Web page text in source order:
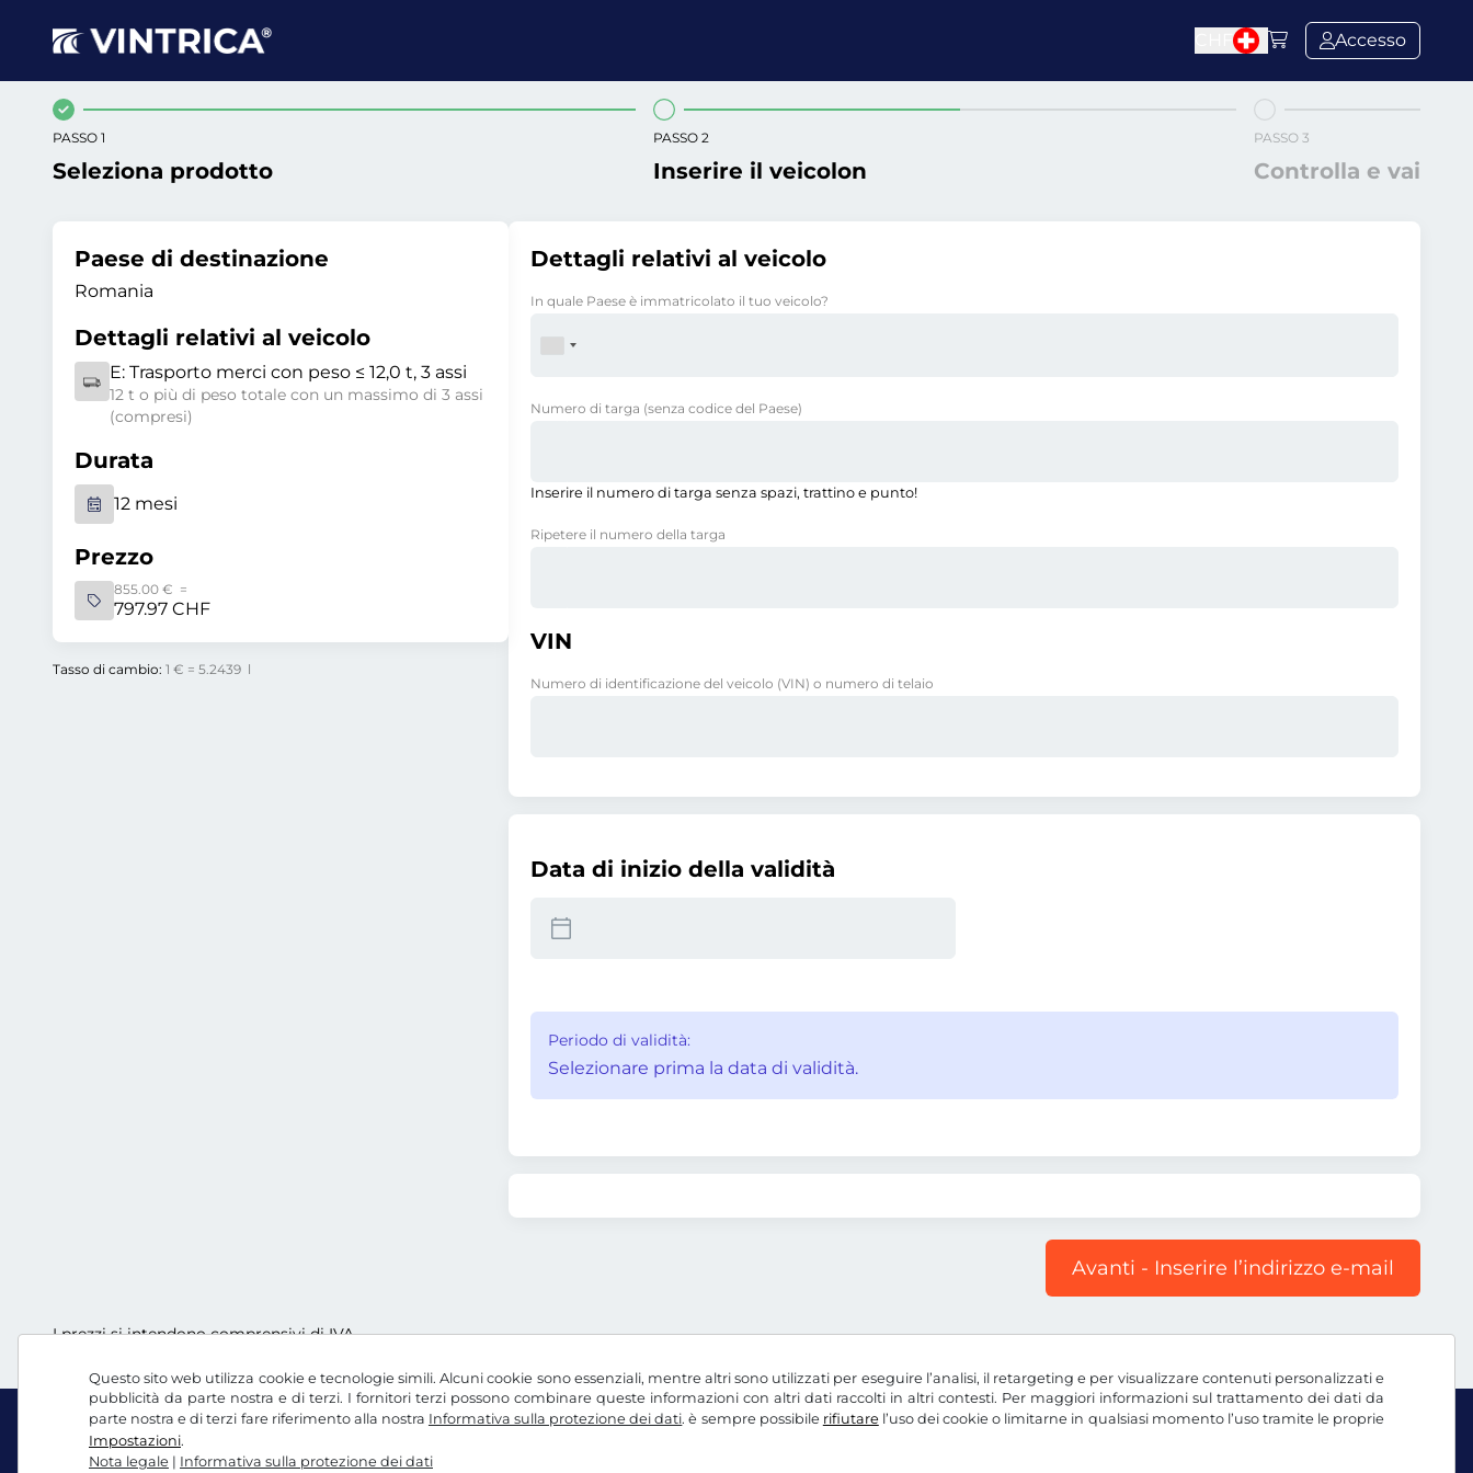
Questo sito web utilizza cookie e tecnologie simili. Alcuni cookie sono essenziali, mentre altri sono utilizzati per eseguire l’analisi, il retargeting e per visualizzare contenuti personalizzati e
pubblicità da parte nostra e di terzi. I fornitori terzi possono combinare queste informazioni con altri dati raccolti in altri contesti. Per maggiori informazioni sul trattamento dei dati da
parte nostra e di terzi fare riferimento alla nostra Informativa sulla protezione dei dati. è sempre possibile rifiutarel’uso dei cookie o limitarne in qualsiasi momento l’uso tramite le proprie
Impostazioni.
Nota legale | Informativa sulla protezione dei dati
Accesso
PASSO 1
Seleziona prodotto
PASSO 2
Inserire il veicolon
PASSO 3
Controlla e vai
Paese di destinazione
Romania
Dettagli relativi al veicolo
E:Trasporto merci con peso ≤ 12,0 t, 3 assi
12 t o più di peso totale con un massimo di 3 assi
(compresi)
Durata
12 mesi
Prezzo
855.00 € =
797.97 CHF
Tasso di cambio: 1 € = 5.2439 l
Dettagli relativi al veicolo
In quale Paese è immatricolato il tuo veicolo?
Numero di targa (senza codice del Paese)
Inserire il numero di targa senza spazi, trattino e punto!
Ripetere il numero della targa
VIN
Numero di identificazione del veicolo (VIN) o numero di telaio
Data di inizio della validità
Periodo di validità:
Selezionare prima la data di validità.
Avanti - Inserire l’indirizzo e-mail
I prezzi si intendono comprensivi di IVA